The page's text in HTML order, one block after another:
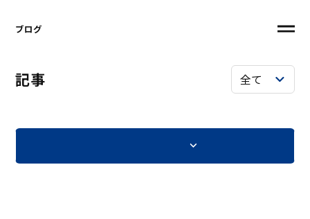
ブログ
記事